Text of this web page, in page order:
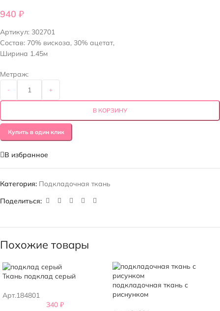
940 ₽
Артикул: 302701
Состав: 70% вискоза, 30% ацетат,
Ширина 1.45м
Метраж:
- +
В КОРЗИНУ
Купить в один клик
В избранное
Категория: Подкладочная ткань
Поделиться:
Похожие товары
Ткань подклад серый
Арт.184801
340 ₽
подкладочная ткань с
риснунком